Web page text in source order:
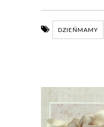
DZIEŃMAMY